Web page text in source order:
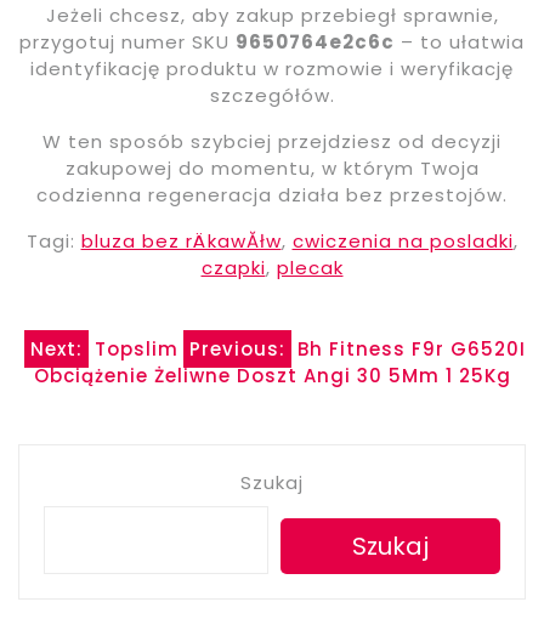
Jeżeli chcesz, aby zakup przebiegł sprawnie,
przygotuj numer SKU 9650764e2c6c – to ułatwia
identyfikację produktu w rozmowie i weryfikację
szczegółów.
W ten sposób szybciej przejdziesz od decyzji
zakupowej do momentu, w którym Twoja
codzienna regeneracja działa bez przestojów.
Tagi: bluza bez rÄkawĂłw, cwiczenia na posladki,
czapki, plecak
Nawigacja
wpisu
Previous: Bh Fitness F9r G6520I
Next:
Topslim
Obciążenie Żeliwne Doszt Angi 30 5Mm 1 25Kg
Szukaj
Szukaj